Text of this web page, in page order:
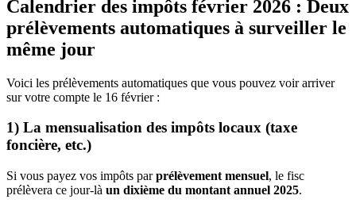
Calendrier des impôts février 2026 : Deux
prélèvements automatiques à surveiller le
même jour
Voici les prélèvements automatiques que vous pouvez voir arriver
sur votre compte le 16 février :
1) La mensualisation des impôts locaux (taxe
foncière, etc.)
Si vous payez vos impôts parprélèvement mensuel, le fisc
prélèvera ce jour-là un dixième du montant annuel 2025.